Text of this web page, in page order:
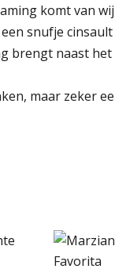
komt van
snufje
brengt naast
maar zeker